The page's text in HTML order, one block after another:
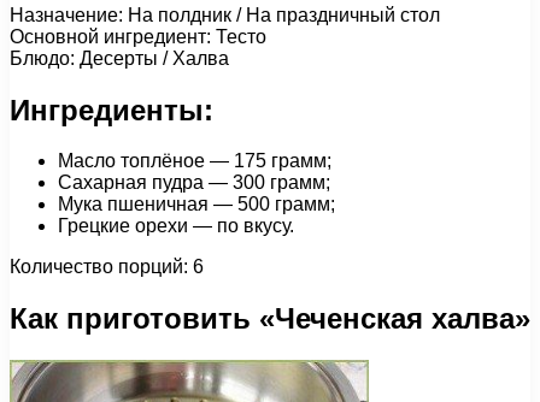
Назначение: На полдник / На праздничный стол
Основной ингредиент: Тесто
Блюдо: Десерты / Халва
Ингредиенты:
Масло топлёное — 175 грамм;
Сахарная пудра — 300 грамм;
Мука пшеничная — 500 грамм;
Грецкие орехи — по вкусу.
Количество порций: 6
Как приготовить «Чеченская халва»